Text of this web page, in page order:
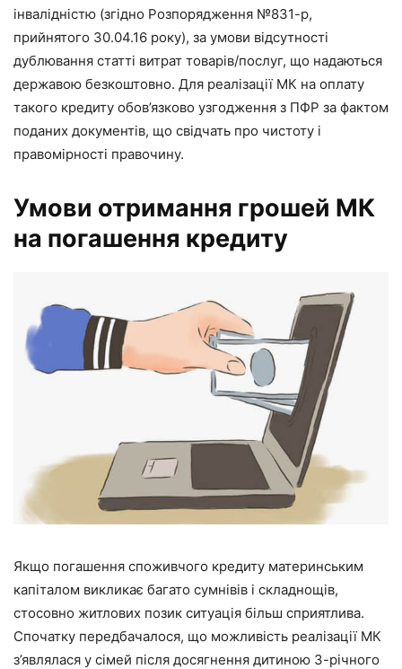
інвалідністю (згідно Розпорядження №831-р,
прийнятого 30.04.16 року), за умови відсутності
дублювання статті витрат товарів/послуг, що надаються
державою безкоштовно. Для реалізації МК на оплату
такого кредиту обов’язково узгодження з ПФР за фактом
поданих документів, що свідчать про чистоту і
правомірності правочину.
Умови отримання грошей МК
на погашення кредиту
Якщо погашення споживчого кредиту материнським
капіталом викликає багато сумнівів і складнощів,
стосовно житлових позик ситуація більш сприятлива.
Спочатку передбачалося, що можливість реалізації МК
з’являлася у сімей після досягнення дитиною 3-річного